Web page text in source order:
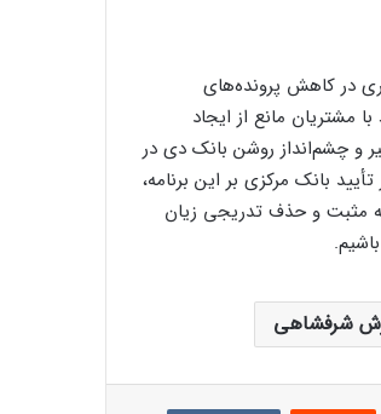
در کاهش پرونده‌های
مشتریان مانع از ایجاد
و چشم‌انداز روشن بانک دی در
بانک مرکزی بر این برنامه،
مثبت و حذف تدریجی زیان
شرفشاهی